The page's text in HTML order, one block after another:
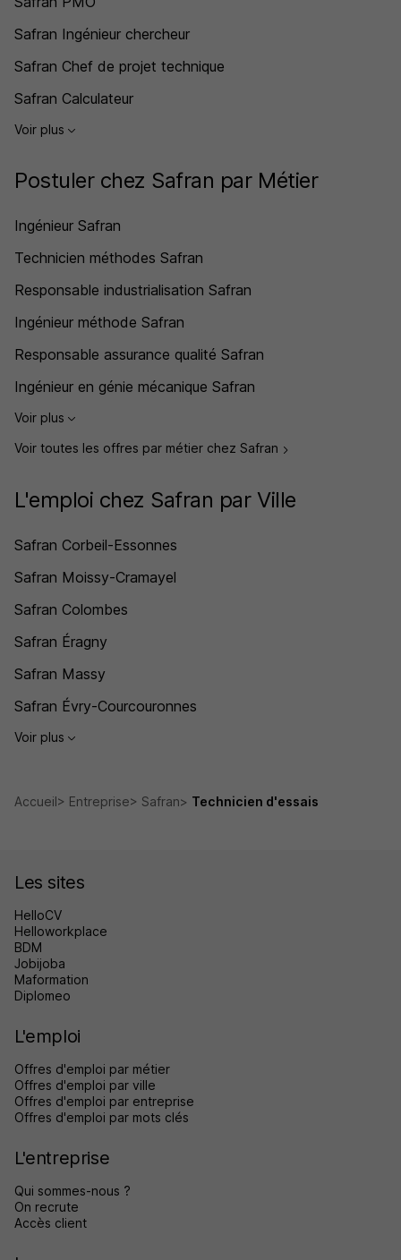
Safran Ingénieur chercheur
Safran Chef de projet technique
Safran Calculateur
Voir plus
Postuler chez Safran par Métier
Ingénieur Safran
Technicien méthodes Safran
Responsable industrialisation Safran
Ingénieur méthode Safran
Responsable assurance qualité Safran
Ingénieur en génie mécanique Safran
Voir plus
Voir toutes les offres par métier chez Safran
L'emploi chez Safran par Ville
Safran Corbeil-Essonnes
Safran Moissy-Cramayel
Safran Colombes
Safran Éragny
Safran Massy
Safran Évry-Courcouronnes
Voir plus
Accueil Entreprise Safran Technicien d'essais
Les sites
HelloCV
Helloworkplace
BDM
Jobijoba
Maformation
Diplomeo
L'emploi
Offres d'emploi par métier
Offres d'emploi par ville
Offres d'emploi par entreprise
Offres d'emploi par mots clés
L'entreprise
Qui sommes-nous ?
On recrute
Accès client